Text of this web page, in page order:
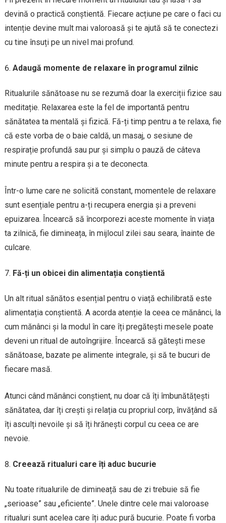
devină o practică conștientă. Fiecare acțiune pe care o faci cu
intenție devine mult mai valoroasă și te ajută să te conectezi
cu tine însuți pe un nivel mai profund.
Adaugă momente de relaxare în programul zilnic
Ritualurile sănătoase nu se rezumă doar la exerciții fizice sau
meditație. Relaxarea este la fel de importantă pentru
sănătatea ta mentală și fizică. Fă-ți timp pentru a te relaxa, fie
că este vorba de o baie caldă, un masaj, o sesiune de
respirație profundă sau pur și simplu o pauză de câteva
minute pentru a respira și a te deconecta.
Într-o lume care ne solicită constant, momentele de relaxare
sunt esențiale pentru a-ți recupera energia și a preveni
epuizarea. Încearcă să încorporezi aceste momente în viața
ta zilnică, fie dimineața, în mijlocul zilei sau seara, înainte de
culcare.
Fă-ți un obicei din alimentația conștientă
Un alt ritual sănătos esențial pentru o viață echilibrată este
alimentația conștientă. A acorda atenție la ceea ce mănânci, la
cum mănânci și la modul în care îți pregătești mesele poate
deveni un ritual de autoîngrijire. Încearcă să gătești mese
sănătoase, bazate pe alimente integrale, și să te bucuri de
fiecare masă.
Atunci când mănânci conștient, nu doar că îți îmbunătățești
sănătatea, dar îți crești și relația cu propriul corp, învățând să
îți asculți nevoile și să îți hrănești corpul cu ceea ce are
nevoie.
Creează ritualuri care îți aduc bucurie
Nu toate ritualurile de dimineață sau de zi trebuie să fie
„serioase” sau „eficiente”. Unele dintre cele mai valoroase
ritualuri sunt acelea care îți aduc pură bucurie. Poate fi vorba